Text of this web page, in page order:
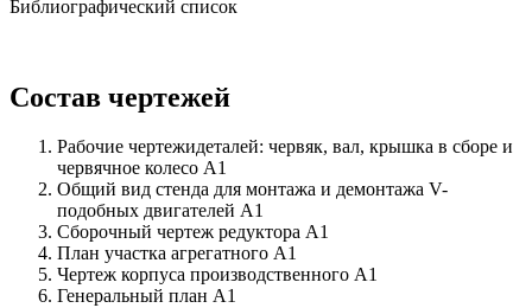
Библиографический список
Состав чертежей
Рабочие чертежидеталей: червяк, вал, крышка в сборе и
червячное колесо А1
Общий вид стенда для монтажа и демонтажа V-
подобных двигателей А1
Сборочный чертеж редуктора А1
План участка агрегатного А1
Чертеж корпуса производственного А1
Генеральный план А1